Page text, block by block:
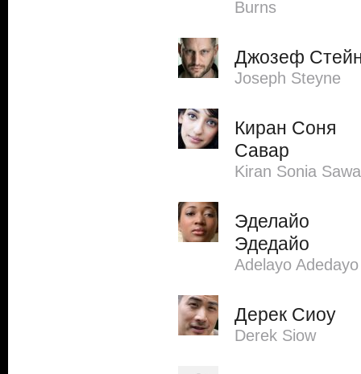
Burns
Джозеф
Joseph Steyne
Киран Соня
Савар
Kiran Sonia
Эделайо
Эдедайо
Adelayo Adedayo
Дерек Сиоу
Derek Siow